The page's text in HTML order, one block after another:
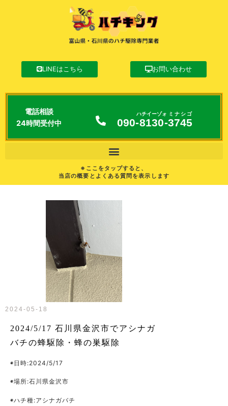
LINEはこちら お問い合わせ
電話相談
24時間受付中
090-8130
ハチイーゾォ
-3745
ミナシゴ
※ここをタップすると、
当店の概要とよくある質問を表示します
2024-05-18
2024/5/17 石川県金沢市でアシナガ
バチの蜂駆除・蜂の巣駆除
◉日時:2024/5/17
◉場所:石川県金沢市
◉ハチ種:アシナガバチ